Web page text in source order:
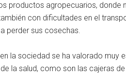
productos agropecuarios, donde
con dificultades en el
perder sus cosechas.
la sociedad se ha valorado muy
la salud, como son las cajeras